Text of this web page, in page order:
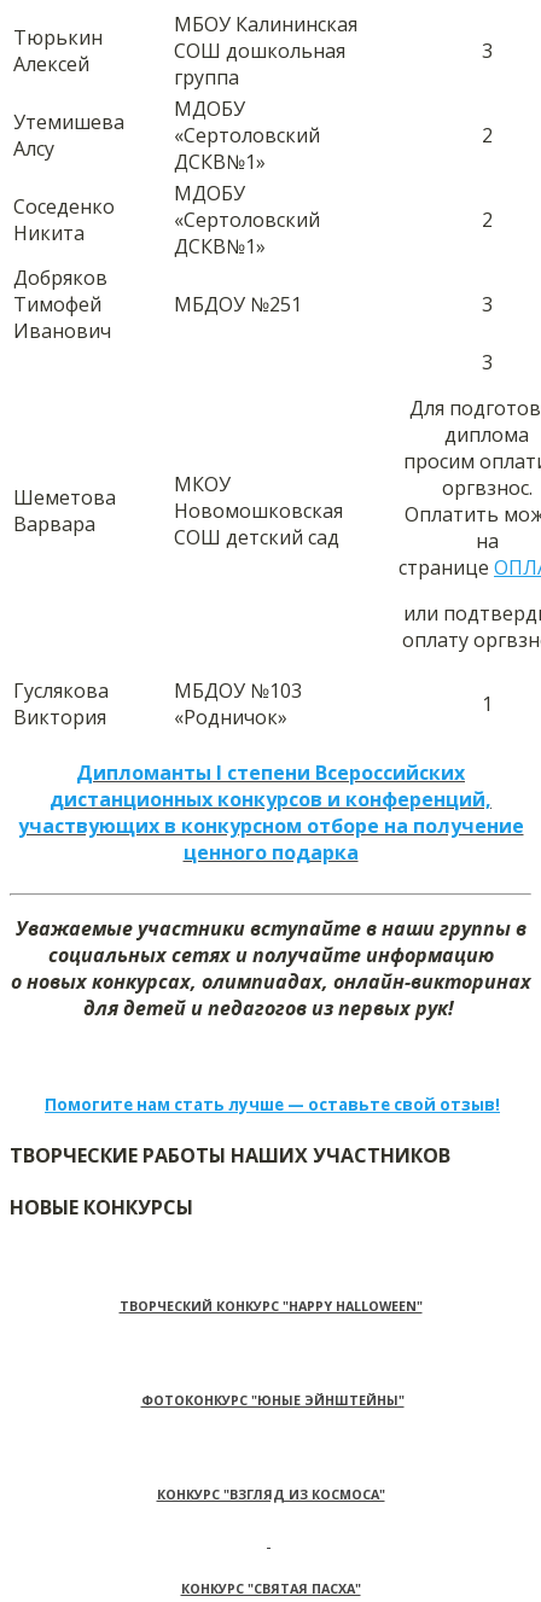
Тюрькин
Алексей
МБОУ Калининская
СОШ дошкольная
группа
3
Утемишева
Алсу
МДОБУ
«Сертоловский
ДСКВ№1»
2
Соседенко
Никита
МДОБУ
«Сертоловский
ДСКВ№1»
2
Добряков
Тимофей
Иванович
МБДОУ №251 3
Шеметова
Варвара
МКОУ
Новомошковская
СОШ детский сад
3
Для
диплома
просим
оргвзнос.
Оплатить
на
странице
или
оплату
Гуслякова
Виктория
МБДОУ №103
«Родничок»
1
Дипломанты I степени Всероссийских
дистанционных конкурсов и конференций,
участвующих в конкурсном отборе на получение
ценного подарка
Уважаемые участники вступайте в наши группы в
социальных сетях и получайте информацию
о новых конкурсах, олимпиадах, онлайн-викторинах
для детей и педагогов из первых рук!
Помогите нам стать лучше — оставьте свой отзыв!
ТВОРЧЕСКИЕ РАБОТЫ НАШИХ УЧАСТНИКОВ
НОВЫЕ КОНКУРСЫ
ТВОРЧЕСКИЙ КОНКУРС "HAPPY HALLOWEEN"
ФОТОКОНКУРС "ЮНЫЕ ЭЙНШТЕЙНЫ"
КОНКУРС "ВЗГЛЯД ИЗ КОСМОСА"
КОНКУРС "СВЯТАЯ ПАСХА"